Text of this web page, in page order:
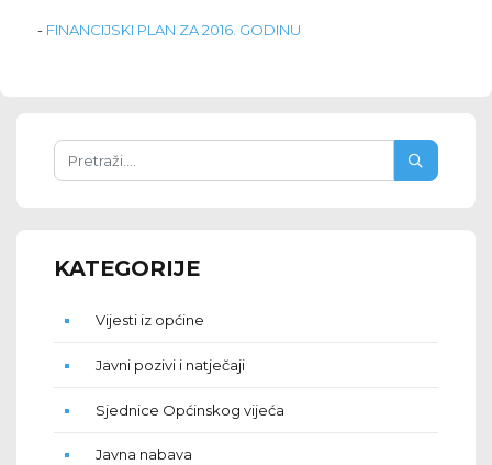
- FINANCIJSKI PLAN ZA 2016. GODINU
KATEGORIJE
Vijesti iz općine
Javni pozivi i natječaji
Sjednice Općinskog vijeća
Javna nabava